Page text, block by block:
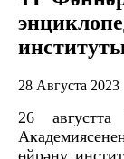
28 Августа 2023
26 августта
өйрәнү